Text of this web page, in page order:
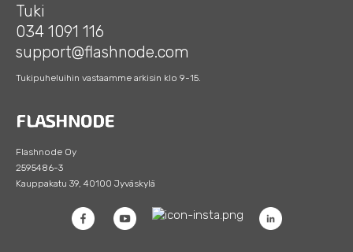
Tuki
034 1091 116
support@flashnode.com
Tukipuheluihin vastaamme arkisin klo 9-15.
Flashnode Oy
2595486-3
Kauppakatu 39, 40100 Jyväskylä